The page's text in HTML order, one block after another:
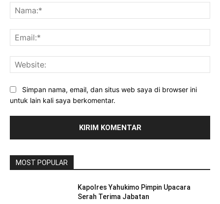
Simpan nama, email, dan situs web saya di browser ini
untuk lain kali saya berkomentar.
MOST POPULAR
Kapolres Yahukimo Pimpin Upacara
Serah Terima Jabatan